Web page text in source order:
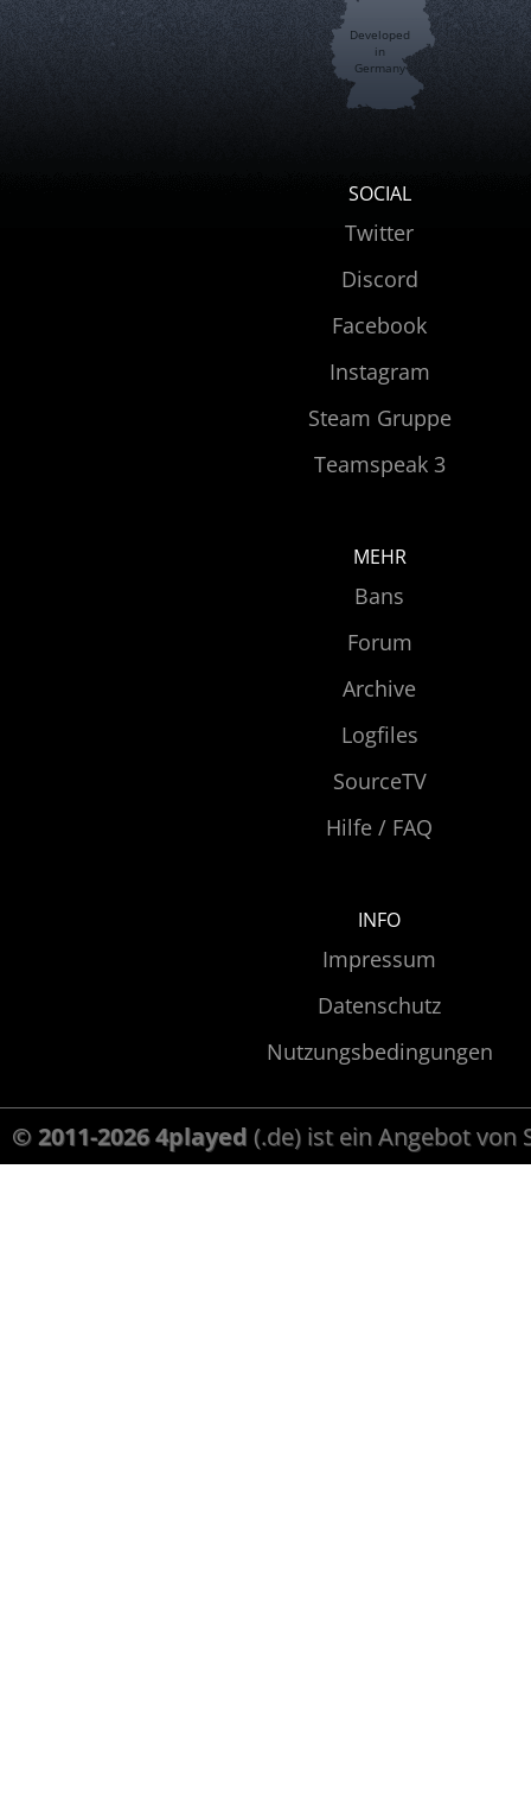
Developed
in
Germany
SOCIAL
Twitter
Discord
Facebook
Instagram
Steam Gruppe
Teamspeak 3
MEHR
Bans
Forum
Archive
Logfiles
SourceTV
Hilfe / FAQ
INFO
Impressum
Datenschutz
Nutzungsbedingungen
© 2011-2026 4played (.de) ist ein Angebot von